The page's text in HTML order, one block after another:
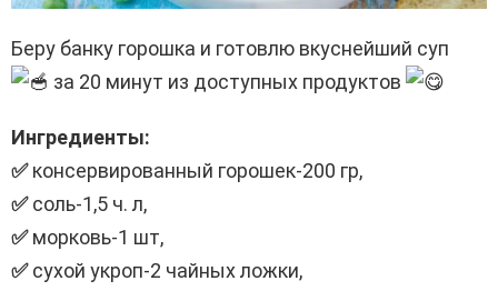
Беру банку горошка и готовлю вкуснейший суп
за 20 минут из доступных продуктов
Ингредиенты:
✅консервированный горошек-200 гр,
✅соль-1,5 ч. л,
✅морковь-1 шт,
✅сухой укроп-2 чайных ложки,